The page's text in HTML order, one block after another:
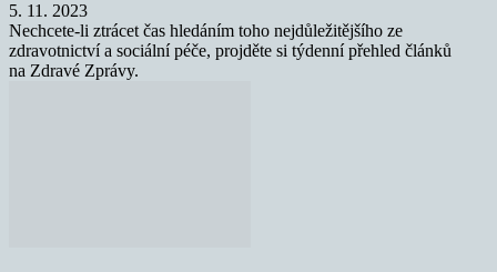
5. 11. 2023
Nechcete-li ztrácet čas hledáním toho nejdůležitějšího ze
zdravotnictví a sociální péče, projděte si týdenní přehled článků
na Zdravé Zprávy.